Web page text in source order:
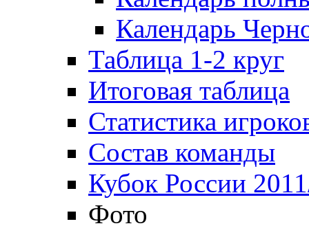
Календарь
Таблица 1-2 круг
Итоговая таблица
Статистика
Состав команды
Кубок России
Фото